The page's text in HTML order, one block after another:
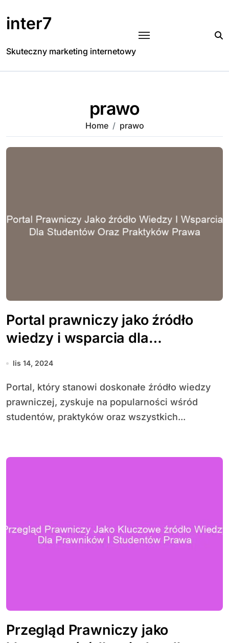
to
content
inter7
Skuteczny marketing internetowy
prawo
Home prawo
Portal prawniczy jako źródło
wiedzy i wsparcia dla
studentów oraz praktyków
lis 14, 2024
Portal, który stanowi doskonałe źródło wiedzy
prawniczej, zyskuje na popularności wśród
studentów, praktyków oraz wszystkich...
Przegląd Prawniczy jako